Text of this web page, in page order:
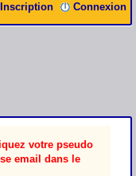
Connexion
Inscription
votre pseudo
email dans le